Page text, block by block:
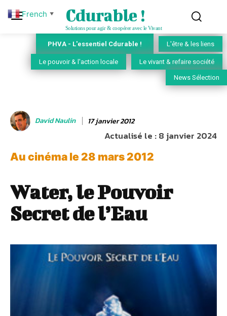
Cdurable !
Solutions pour agir & coopérer avec le Vivant
PHVA - L'essentiel Cdurable ! L'être & les liens
Le pouvoir & l'action locale Le vivant & refaire société
News Sélection
David Naulin 17 janvier 2012
Actualisé le :8 janvier 2024
Au cinéma le 28 mars 2012
Water, le Pouvoir
Secret de l’Eau
French ▼